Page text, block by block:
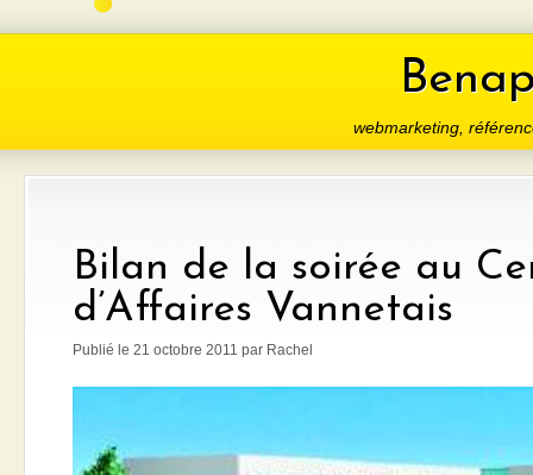
webmarketing,
Bilan de la soirée au
d’Affaires Vannetais
Publié le 21 octobre 2011 par Rachel